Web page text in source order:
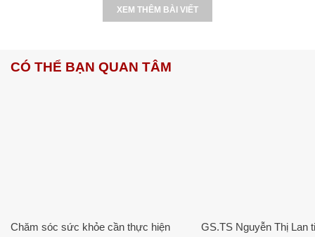
XEM THÊM BÀI VIẾT
CÓ THỂ BẠN QUAN TÂM
Chăm sóc sức khỏe cần thực hiện GS.TS Nguyễn Thị Lan